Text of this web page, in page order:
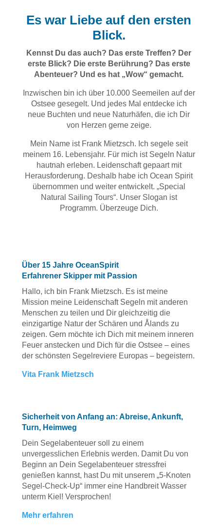
Es war Liebe auf den ersten
Blick.
Kennst Du das auch? Das erste Treffen? Der
erste Blick? Die erste Berührung? Das erste
Abenteuer? Und es hat „Wow“ gemacht.
Inzwischen bin ich über 10.000 Seemeilen auf der
Ostsee gesegelt. Und jedes Mal entdecke ich
neue Buchten und neue Naturhäfen, die ich Dir
von Herzen gerne zeige.
Mein Name ist Frank Mietzsch. Ich segele seit
meinem 16. Lebensjahr. Für mich ist Segeln Natur
hautnah erleben. Leidenschaft gepaart mit
Herausforderung. Deshalb habe ich Ocean Spirit
übernommen und weiter entwickelt. „Special
Natural Sailing Tours“. Unser Slogan ist
Programm. Überzeuge Dich.
Über 15 Jahre OceanSpirit
Erfahrener Skipper mit Passion
Hallo, ich bin Frank Mietzsch. Es ist meine
Mission meine Leidenschaft Segeln mit anderen
Menschen zu teilen und Dir gleichzeitig die
einzigartige Natur der Schären und Ålands zu
zeigen. Gern möchte ich Dich mit meinem inneren
Feuer anstecken und Dich für die Ostsee – eines
der schönsten Segelreviere Europas – begeistern.​
Vita Frank Mietzsch
Sicherheit von Anfang an: Abreise, Ankunft,
Turn, Heimweg
Dein Segelabenteuer soll zu einem
unvergesslichen Erlebnis werden. Damit Du von
Beginn an Dein Segelabenteuer stressfrei
genießen kannst, hast Du mit unserem „5-Knoten
Segel-Check-Up“ immer eine Handbreit Wasser
unterm Kiel! Versprochen!
Mehr erfahren